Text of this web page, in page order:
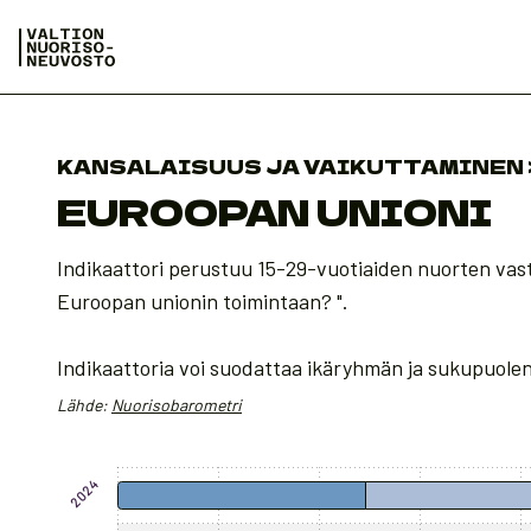
KANSALAISUUS JA
EUROOPAN UNIONI
Indikaattori perustuu 15-29-vuotiaiden nuorten
Euroopan unionin toimintaan? ".
Indikaattoria voi suodattaa ikäryhmän ja
Lähde: Nuorisobarometri
Bar chart with 5 data series.
The chart has 1 X axis displaying categories.
2024